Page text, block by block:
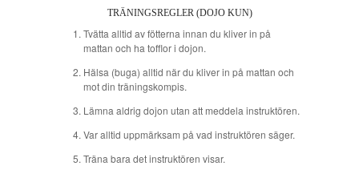
TRÄNINGSREGLER (DOJO KUN)
Tvätta alltid av fötterna innan du kliver in på
mattan och ha tofflor i dojon.
Hälsa (buga) alltid när du kliver in på mattan och
mot din träningskompis.
Lämna aldrig dojon utan att meddela instruktören.
Var alltid uppmärksam på vad instruktören säger.
Träna bara det instruktören visar.